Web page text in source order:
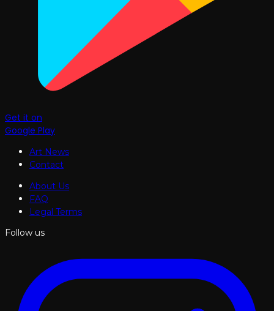
Get it on
Google Play
Art News
Contact
About Us
FAQ
Legal Terms
Follow us